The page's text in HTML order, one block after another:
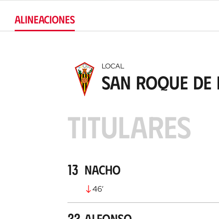
ALINEACIONES
LOCAL
San Roque de
TITULARES
13 Nacho
46’